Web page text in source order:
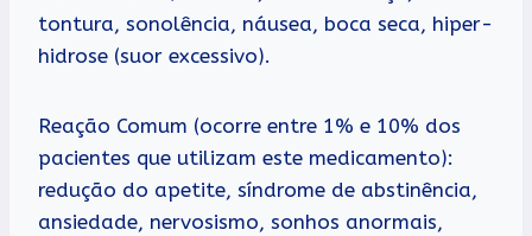
tontura, sonolência, náusea, boca seca, hiper-
hidrose (suor excessivo).
Reação Comum (ocorre entre 1% e 10% dos
pacientes que utilizam este medicamento):
redução do apetite, síndrome de abstinência,
ansiedade, nervosismo, sonhos anormais,